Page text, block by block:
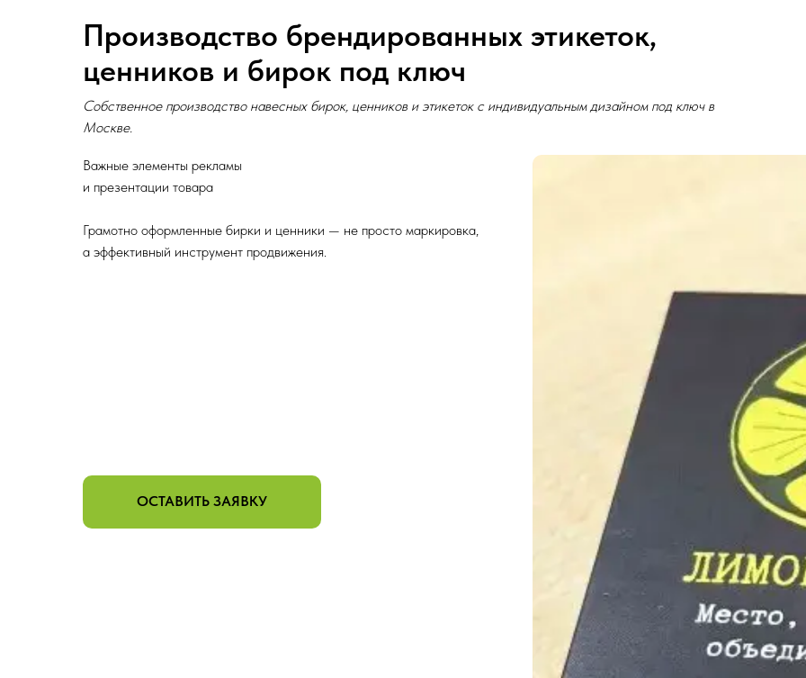
Производство брендированных этикеток,
ценников и бирок под ключ
Собственное производство навесных бирок, ценников и этикеток с индивидуальным дизайном под ключ в
Москве.
Важные элементы рекламы
и презентации товара
Грамотно оформленные бирки и ценники — не просто маркировка,
а эффективный инструмент продвижения.
ОСТАВИТЬ ЗАЯВКУ